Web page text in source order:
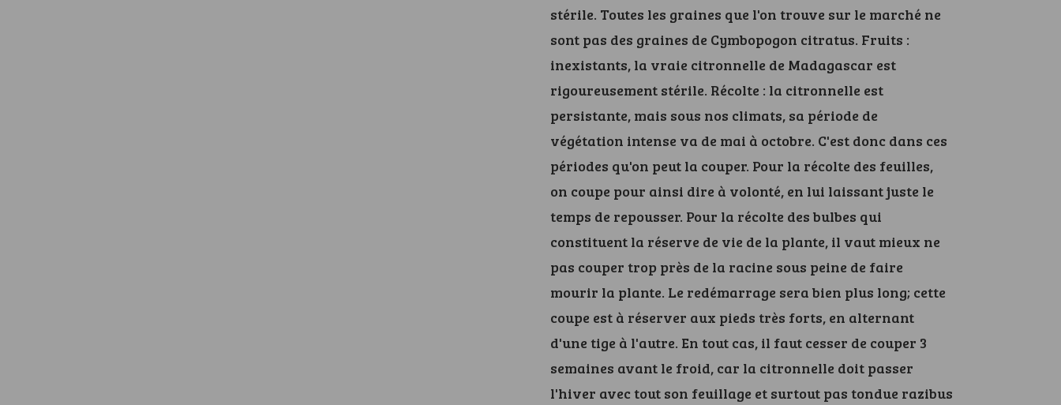
stérile. Toutes les graines que l'on trouve sur le marché ne
sont pas des graines de Cymbopogon citratus. Fruits :
inexistants, la vraie citronnelle de Madagascar est
rigoureusement stérile. Récolte : la citronnelle est
persistante, mais sous nos climats, sa période de
végétation intense va de mai à octobre. C'est donc dans ces
périodes qu'on peut la couper. Pour la récolte des feuilles,
on coupe pour ainsi dire à volonté, en lui laissant juste le
temps de repousser. Pour la récolte des bulbes qui
constituent la réserve de vie de la plante, il vaut mieux ne
pas couper trop près de la racine sous peine de faire
mourir la plante. Le redémarrage sera bien plus long; cette
coupe est à réserver aux pieds très forts, en alternant
d'une tige à l'autre. En tout cas, il faut cesser de couper 3
semaines avant le froid, car la citronnelle doit passer
l'hiver avec tout son feuillage et surtout pas tondue razibus